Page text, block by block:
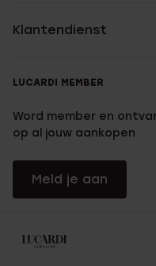
Klantendienst
LUCARDI MEMBER
Word member en
op al jouw aankopen
Meld je aan